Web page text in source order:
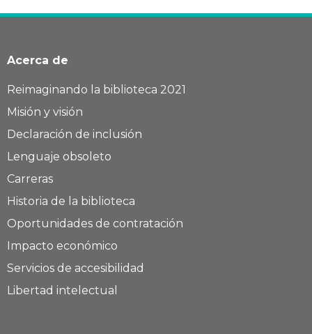
Acerca de
Reimaginando la biblioteca 2021
Misión y visión
Declaración de inclusión
Lenguaje obsoleto
Carreras
Historia de la biblioteca
Oportunidades de contratación
Impacto económico
Servicios de accesibilidad
Libertad intelectual